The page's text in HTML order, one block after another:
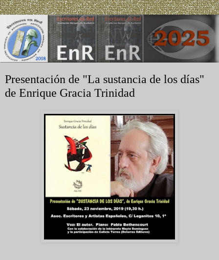
Presentación de "La sustancia de los días"
de Enrique Gracia Trinidad